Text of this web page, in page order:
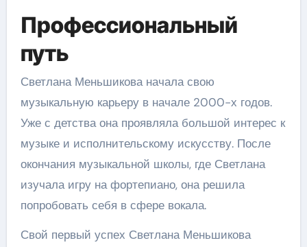
Профессиональный
путь
Светлана Меньшикова начала свою
музыкальную карьеру в начале 2000-х годов.
Уже с детства она проявляла большой интерес к
музыке и исполнительскому искусству. После
окончания музыкальной школы, где Светлана
изучала игру на фортепиано, она решила
попробовать себя в сфере вокала.
Свой первый успех Светлана Меньшикова